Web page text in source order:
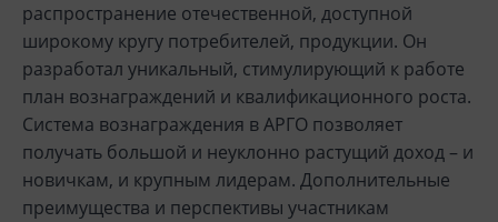
распространение отечественной, доступной
широкому кругу потребителей, продукции. Он
разработал уникальный, стимулирующий к работе
план вознаграждений и квалификационного роста.
Система вознаграждения в АРГО позволяет
получать большой и неуклонно растущий доход – и
новичкам, и крупным лидерам. Дополнительные
преимущества и перспективы участникам